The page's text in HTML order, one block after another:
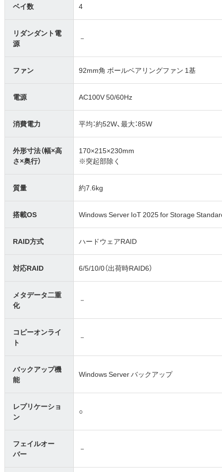
ベイ数 4
リダンダント電
源
－
ファン 92mm角 ボールベアリングファン 1基
電源 AC100V 50/60Hz
消費電力 平均：約52W、最大：85W
外形寸法（幅×高
さ×奥行）
170×215×230mm
※突起部除く
質量 約7.6kg
搭載OS Windows Server IoT 2025 for Storage
RAID方式 ハードウェアRAID
対応RAID 6/5/10/0（出荷時RAID6）
メタデータ二重
化
－
コピーオンライ
ト
－
バックアップ機
能
Windows Server バックアップ
レプリケーショ
ン
○
フェイルオー
バー
－